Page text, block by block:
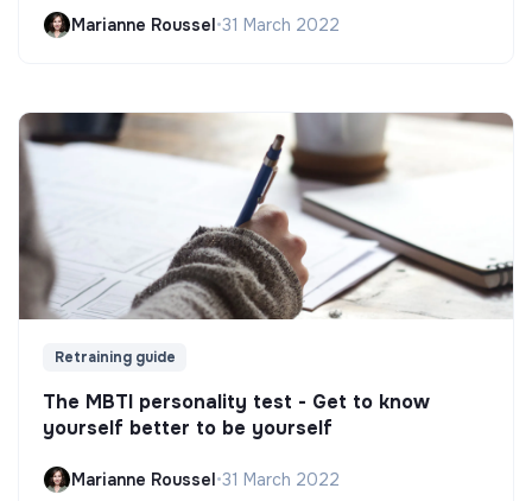
Marianne Roussel•31 March 2022
Retraining guide
The MBTI personality test - Get to know
yourself better to be yourself
Marianne Roussel•31 March 2022